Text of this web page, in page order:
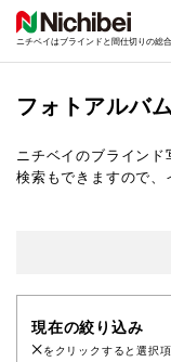
ニチベイはブラインドと間仕切りの総
フォトアルバム
ニチベイのブラインド
検索もできますので、
現在の絞り込み
をクリックすると選択